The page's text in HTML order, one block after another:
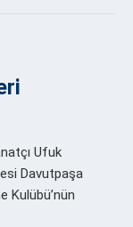
Ufuk
Davutpaşa
Kulübü’nün